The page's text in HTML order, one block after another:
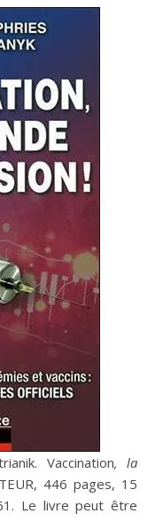
Vaccination, la
446 pages, 15
Le livre peut être